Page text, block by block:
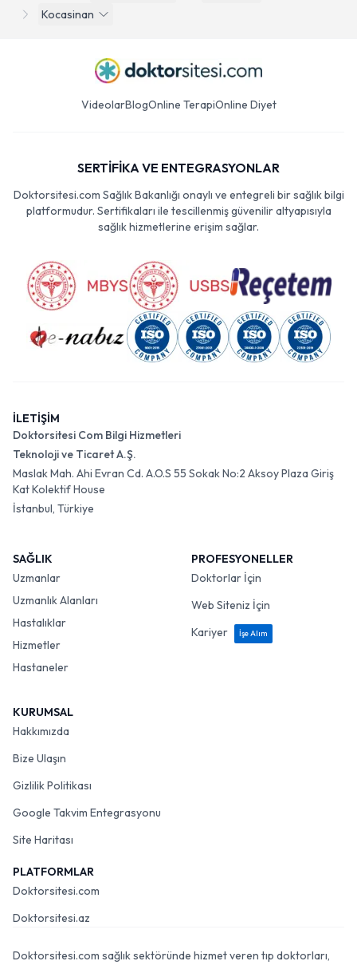
Kocasinan
VideolarBlogOnline TerapiOnline Diyet
SERTİFİKA VE ENTEGRASYONLAR
Doktorsitesi.com Sağlık Bakanlığı onaylı ve entegreli bir sağlık bilgi
platformudur. Sertifikaları ile tescillenmiş güvenilir altyapısıyla
sağlık hizmetlerine erişim sağlar.
İLETİŞİM
Doktorsitesi Com Bilgi Hizmetleri
Teknoloji ve Ticaret A.Ş.
Maslak Mah. Ahi Evran Cd. A.O.S 55 Sokak No:2 Aksoy Plaza Giriş
Kat Kolektif House
İstanbul, Türkiye
SAĞLIK
Uzmanlar
Uzmanlık Alanları
Hastalıklar
Hizmetler
Hastaneler
PROFESYONELLER
Doktorlar İçin
Web Siteniz İçin
Kariyer
İşe Alım
KURUMSAL
Hakkımızda
Bize Ulaşın
Gizlilik Politikası
Google Takvim Entegrasyonu
Site Haritası
PLATFORMLAR
Doktorsitesi.com
Doktorsitesi.az
Doktorsitesi.com sağlık sektöründe hizmet veren tıp doktorları,